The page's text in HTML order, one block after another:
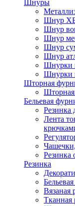
Шнуры
Шнур
Шнур
Шнур
Шнур
Шнур
Шнурки
Шнурки
Шторная
Шторная
Бельевая
Резинка
Лента
Резинка
Резинка
Вязаная
Тканная